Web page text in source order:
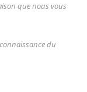
que nous vous
du